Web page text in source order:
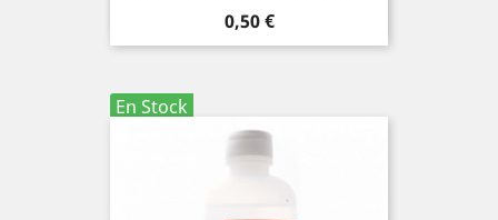
Precio
0,50 €
En Stock